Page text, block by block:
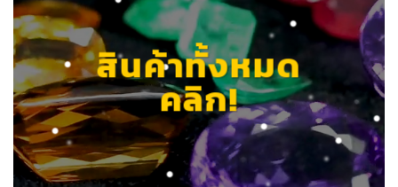
สินค้าทั้งหมด
คลิก!